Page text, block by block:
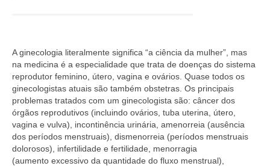
A ginecologia literalmente significa “a ciência da mulher”, mas
na medicina é a especialidade que trata de doenças do sistema
reprodutor feminino, útero, vagina e ovários. Quase todos os
ginecologistas atuais são também obstetras. Os principais
problemas tratados com um ginecologista são: câncer dos
órgãos reprodutivos (incluindo ovários, tuba uterina, útero,
vagina e vulva), incontinência urinária, amenorreia (ausência
dos períodos menstruais), dismenorreia (períodos menstruais
dolorosos), infertilidade e fertilidade, menorragia
(aumento excessivo da quantidade do fluxo menstrual),